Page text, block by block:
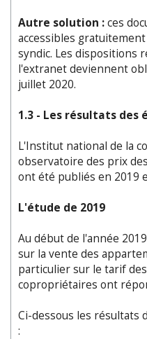
Autre solution :ces
accessibles
syndic. Les dispositions
l'extranet deviennent
juillet 2020.
1.3 - Les résultats des
L'Institut national de la
observatoire des prix
ont été publiés en 2019
L'étude de 2019
Au début de l'année
sur la vente des
particulier sur le tarif
copropriétaires ont
Ci-dessous les résultats
: